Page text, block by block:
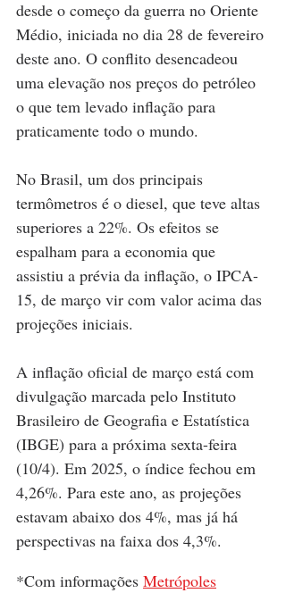
desde o começo da guerra no Oriente
Médio, iniciada no dia 28 de fevereiro
deste ano. O conflito desencadeou
uma elevação nos preços do petróleo
o que tem levado inflação para
praticamente todo o mundo.
No Brasil, um dos principais
termômetros é o diesel, que teve altas
superiores a 22%. Os efeitos se
espalham para a economia que
assistiu a prévia da inflação, o IPCA-
15, de março vir com valor acima das
projeções iniciais.
A inflação oficial de março está com
divulgação marcada pelo Instituto
Brasileiro de Geografia e Estatística
(IBGE) para a próxima sexta-feira
(10/4). Em 2025, o índice fechou em
4,26%. Para este ano, as projeções
estavam abaixo dos 4%, mas já há
perspectivas na faixa dos 4,3%.
*Com informações Metrópoles